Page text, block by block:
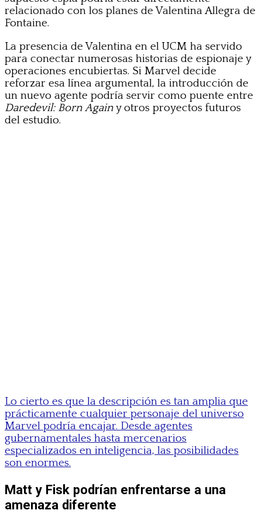
relacionado con los planes de Valentina Allegra de
Fontaine.
La presencia de Valentina en el UCM ha servido
para conectar numerosas historias de espionaje y
operaciones encubiertas. Si Marvel decide
reforzar esa línea argumental, la introducción de
un nuevo agente podría servir como puente entre
Daredevil: Born Againy otros proyectos futuros
del estudio.
Lo cierto es que la descripción es tan amplia que
prácticamente cualquier personaje del universo
Marvel podría encajar. Desde agentes
gubernamentales hasta mercenarios
especializados en inteligencia, las posibilidades
son enormes.
Matt y Fisk podrían enfrentarse a una
amenaza diferente